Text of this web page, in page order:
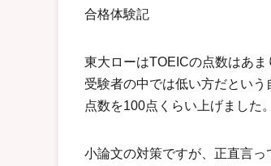
合格体験記
東大ローはTOEICの点数はあ
受験者の中では低い方だとい
点数を100点くらい上げました。
小論文の対策ですが、正直言